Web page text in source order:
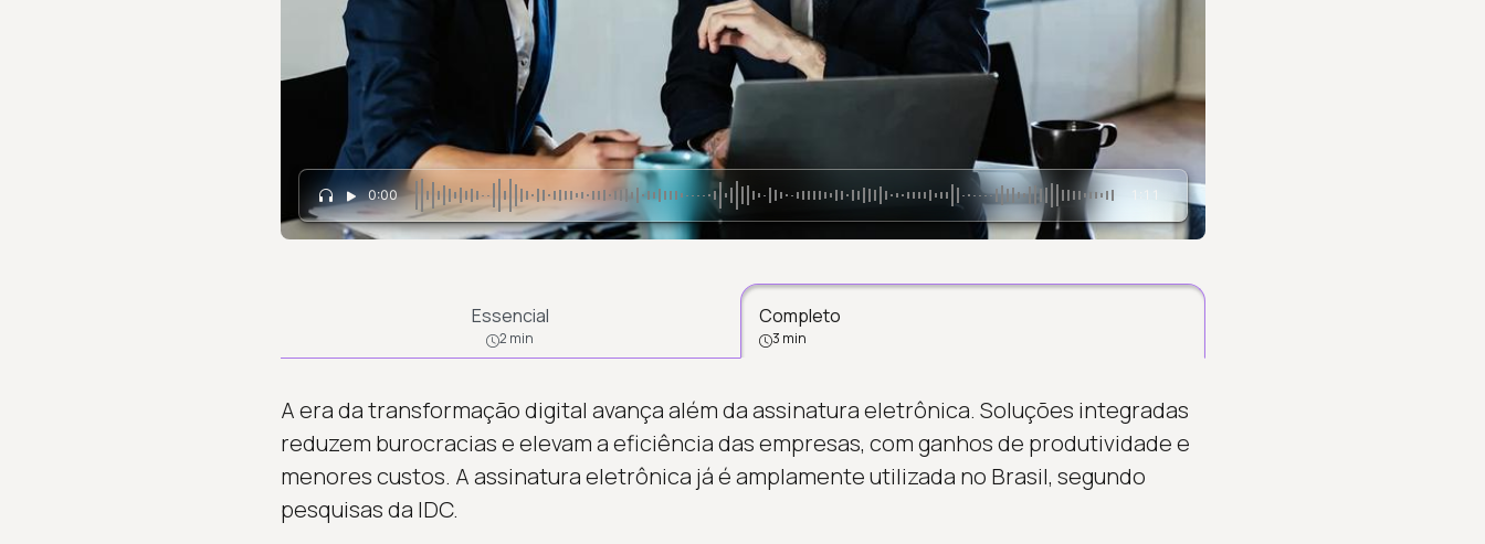
0:00 1:11
Essencial
2 min
Completo
3 min
A era da transformação digital avança além da assinatura eletrônica. Soluções integradas
reduzem burocracias e elevam a eficiência das empresas, com ganhos de produtividade e
menores custos. A assinatura eletrônica já é amplamente utilizada no Brasil, segundo
pesquisas da IDC.